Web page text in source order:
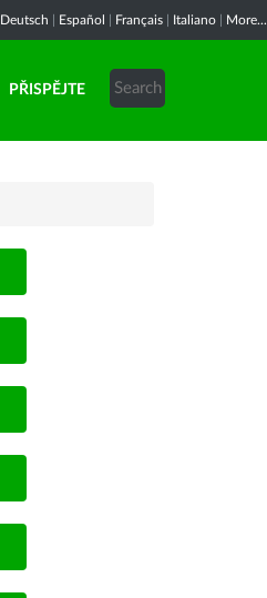
Deutsch Español Français Italiano More...
PŘISPĚJTE